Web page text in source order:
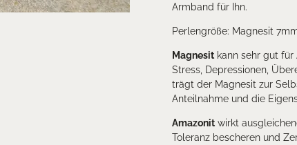
Armband für Ihn.
Perlengröße: Magnesit
Magnesit kann sehr gut
Stress, Depressionen,
trägt der Magnesit zur
Anteilnahme und die
Amazonit wirkt
Toleranz bescheren und